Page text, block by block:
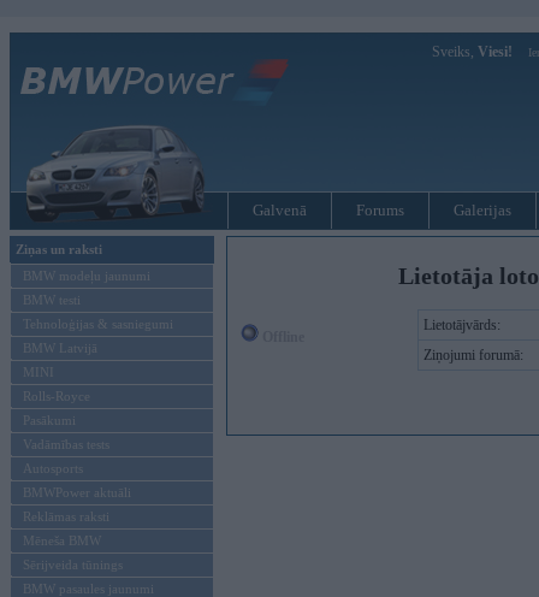
Sveiks, Viesi!
Galvenā Forums Galerijas
Ziņas un raksti
BMW modeļu jaunumi
BMW testi
Tehnoloģijas & sasniegumi
BMW Latvijā
MINI
Rolls-Royce
Pasākumi
Vadāmības tests
Autosports
BMWPower aktuāli
Reklāmas raksti
Mēneša BMW
Sērijveida tūnings
BMW pasaules jaunumi
Lietotāja
Lietotājvārds:
Ziņojumi forumā: